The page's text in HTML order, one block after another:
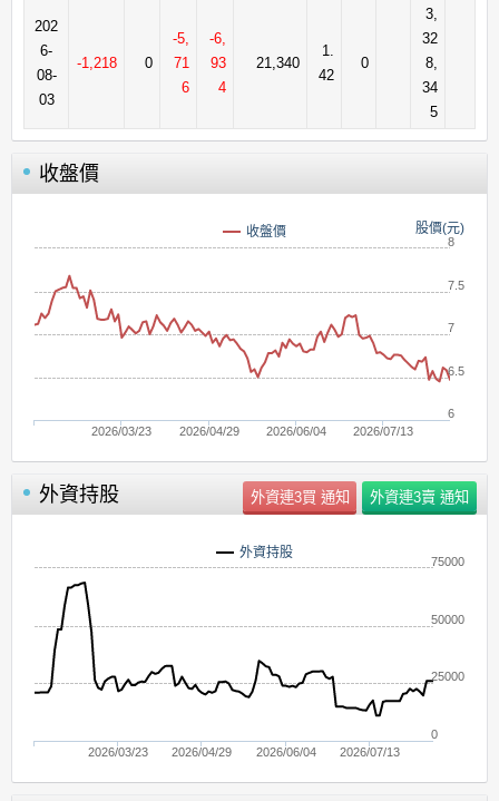
202
6-
08-
03
-1,218 0
-5,
71
6
-6,
93
4
21,340
1.
42
0
3,
32
8,
34
5
收盤價
股價(元)
收盤價
2026/03/23 2026/04/29 2026/06/04 2026/07/13
6
6.5
7
7.5
8
外資持股
外資持股
2026/03/23 2026/04/29 2026/06/04 2026/07/13
0
25000
50000
75000